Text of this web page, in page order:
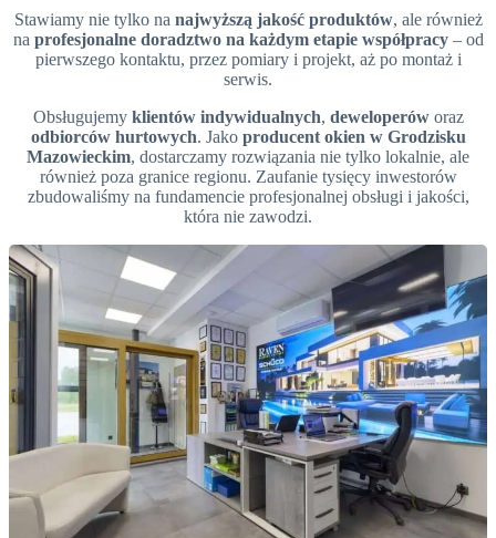
Stawiamy nie tylko na najwyższą jakość produktów, ale również
na profesjonalne doradztwo na każdym etapie współpracy– od
pierwszego kontaktu, przez pomiary i projekt, aż po montaż i
serwis.
Obsługujemy klientów indywidualnych, deweloperóworaz
odbiorców hurtowych. Jakoproducent okien w Grodzisku
Mazowieckim, dostarczamy rozwiązania nie tylko lokalnie, ale
również poza granice regionu. Zaufanie tysięcy inwestorów
zbudowaliśmy na fundamencie profesjonalnej obsługi i jakości,
która nie zawodzi.